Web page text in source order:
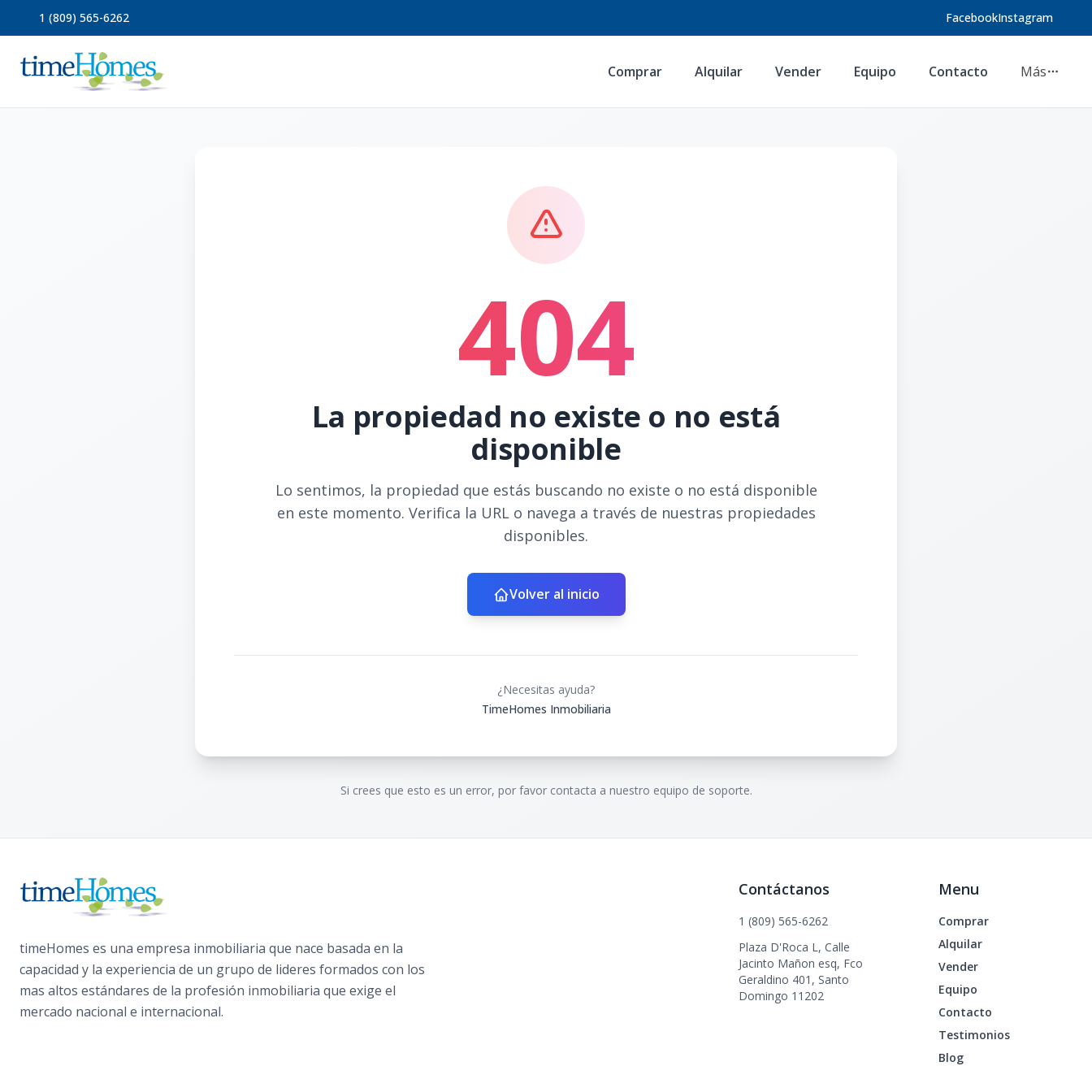
1 (809) 565-6262 FacebookInstagram
Comprar Alquilar Vender Equipo Contacto Más
404
La propiedad no existe o no está
disponible
Lo sentimos, la propiedad que estás buscando no existe o no está disponible
en este momento. Verifica la URL o navega a través de nuestras propiedades
disponibles.
Volver al inicio
¿Necesitas ayuda?
TimeHomes Inmobiliaria
Si crees que esto es un error, por favor contacta a nuestro equipo de soporte.
timeHomes es una empresa inmobiliaria que nace basada en la
capacidad y la experiencia de un grupo de lideres formados con los
mas altos estándares de la profesión inmobiliaria que exige el
mercado nacional e internacional.
Contáctanos
1 (809) 565-6262
Plaza D'Roca L, Calle
Jacinto Mañon esq, Fco
Geraldino 401, Santo
Domingo 11202
Menu
Comprar
Alquilar
Vender
Equipo
Contacto
Testimonios
Blog